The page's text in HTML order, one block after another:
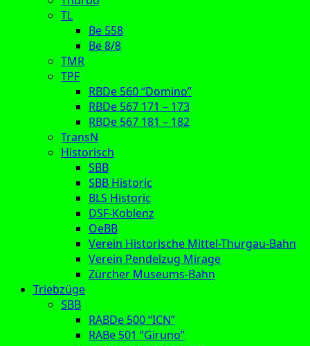
TL
Be 558
Be 8/8
TMR
TPF
RBDe 560 “Domino”
RBDe 567 171 – 173
RBDe 567 181 – 182
TransN
Historisch
SBB
SBB Historic
BLS Historic
DSF-Koblenz
OeBB
Verein Historische Mittel-Thurgau-Bahn
Verein Pendelzug Mirage
Zürcher Museums-Bahn
Triebzüge
SBB
RABDe 500 “ICN”
RABe 501 “Giruno”